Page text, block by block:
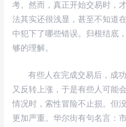
考。然而，真正开始交易时，
法其实还很浅显，甚至不知道
中犯下了哪些错误。归根结底
够的理解。
有些人在完成交易后，成
又反转上涨，于是有些人可能
情况时，索性冒险不止损。但
更加严重。华尔街有句名言：